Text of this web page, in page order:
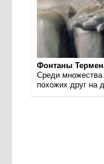
Фонтаны
Среди множества
похожих друг на